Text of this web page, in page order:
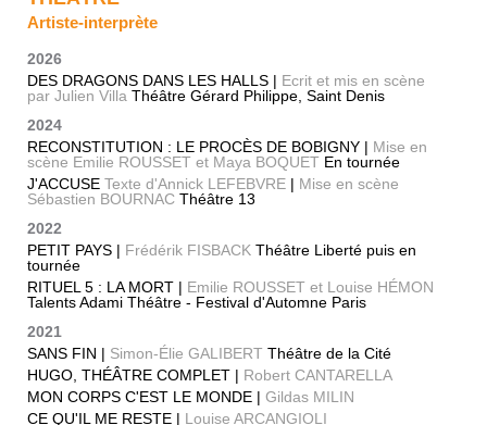
Artiste-interprète
2026
DES DRAGONS DANS LES HALLS | Ecrit et mis en scène
par Julien Villa Théâtre Gérard Philippe, Saint Denis
2024
RECONSTITUTION : LE PROCÈS DE BOBIGNY | Mise en
scène Emilie ROUSSET et Maya BOQUET En tournée
J'ACCUSE Texte d'Annick LEFEBVRE | Mise en scène
Sébastien BOURNAC Théâtre 13
2022
PETIT PAYS | Frédérik FISBACK Théâtre Liberté puis en
tournée
RITUEL 5 : LA MORT | Emilie ROUSSET et Louise HÉMON
Talents Adami Théâtre - Festival d'Automne Paris
2021
SANS FIN | Simon-Élie GALIBERT Théâtre de la Cité
HUGO, THÉÂTRE COMPLET | Robert CANTARELLA
MON CORPS C'EST LE MONDE | Gildas MILIN
CE QU'IL ME RESTE | Louise ARCANGIOLI